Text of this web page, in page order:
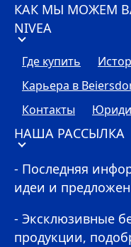
КАК МЫ МОЖЕМ
NIVEA
Где купить
Карьера в
Контакты
НАША РАССЫЛКА
- Последняя
идеи и
- Эксклюзивные
продукции,